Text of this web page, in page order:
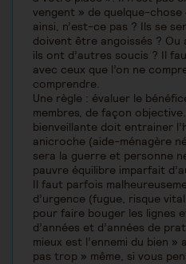
vengent » de quelque-
ainsi, n’est-ce pas ? Ils se
doivent être angoissés ?
ils ont d’autres soucis ? Il
avec ceux que l’on ne
comprendre.
Une règle : évaluer le
membres, de façon
bienveillante doit entrainer
anicroche (aide-ménagère
sera la guerre et personne
pauvre équilibre imparfait
Il faut parfois
d’urgence (fugue, risque
pour faire bouger les lignes
d’années et d’années de
mieux est l’ennemi du bien
pas trop » même, si vous